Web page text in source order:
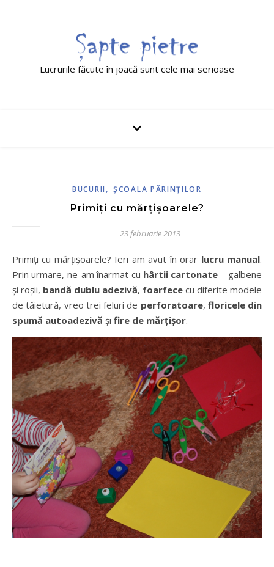
Lucrurile făcute în joacă sunt cele mai serioase
BUCURII , ŞCOALA PĂRINŢILOR
Primiți cu mărțișoarele?
23 februarie 2013
Primiți cu mărțișoarele? Ieri am avut în orar lucru manual.
Prin urmare, ne-am înarmat cu hârtii cartonate – galbene
și roșii, bandă dublu adezivă, foarfece cu diferite modele
de tăietură, vreo trei feluri de perforatoare, floricele din
spumă autoadezivă și fire de mărțișor.